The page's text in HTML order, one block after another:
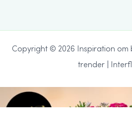
Copyright © 2026 Inspiration om
trender |